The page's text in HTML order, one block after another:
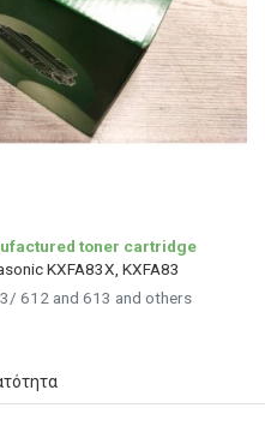
toner cartridge
KXFA83X, KXFA83
612 and 613 and others